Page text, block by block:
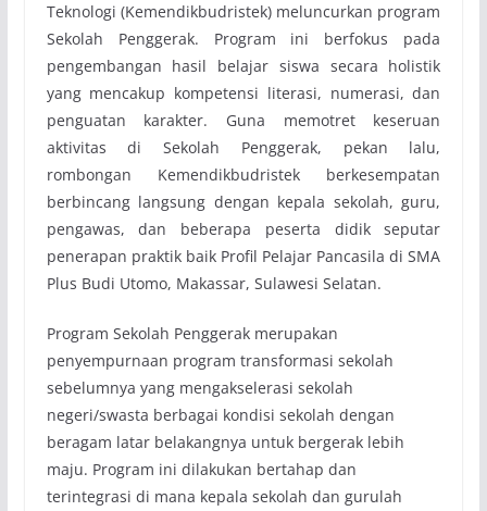
Teknologi (Kemendikbudristek) meluncurkan program
Sekolah Penggerak. Program ini berfokus pada
pengembangan hasil belajar siswa secara holistik
yang mencakup kompetensi literasi, numerasi, dan
penguatan karakter. Guna memotret keseruan
aktivitas di Sekolah Penggerak, pekan lalu,
rombongan Kemendikbudristek berkesempatan
berbincang langsung dengan kepala sekolah, guru,
pengawas, dan beberapa peserta didik seputar
penerapan praktik baik Profil Pelajar Pancasila di SMA
Plus Budi Utomo, Makassar, Sulawesi Selatan.
Program Sekolah Penggerak merupakan
penyempurnaan program transformasi sekolah
sebelumnya yang mengakselerasi sekolah
negeri/swasta berbagai kondisi sekolah dengan
beragam latar belakangnya untuk bergerak lebih
maju. Program ini dilakukan bertahap dan
terintegrasi di mana kepala sekolah dan gurulah